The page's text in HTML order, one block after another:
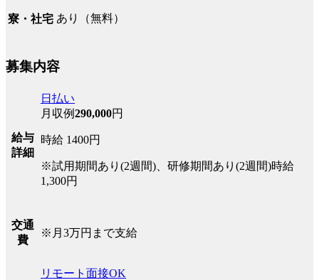
寮・社宅 あり（無料）
募集内容
給与
詳細
日払い
月収例290,000円
時給 1400円
※試用期間あり(2週間)、研修期間あり(2週間)時給
1,300円
交通
費
※月3万円まで支給
リモート面接OK